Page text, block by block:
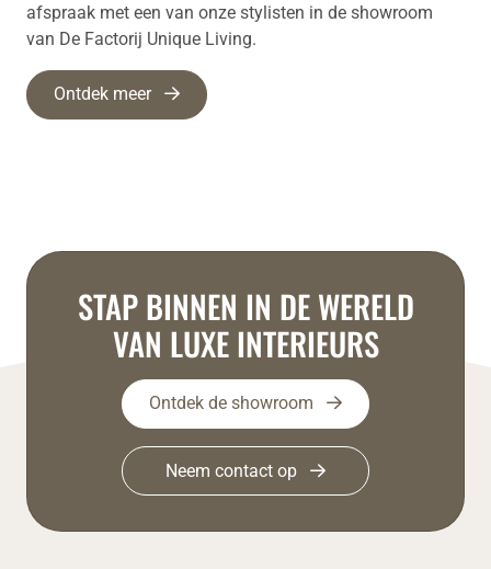
afspraak met een van onze stylisten in de showroom
van De Factorij Unique Living.
Ontdek meer
STAP BINNEN IN DE WERELD
VAN LUXE INTERIEURS
Ontdek de showroom
Neem contact op